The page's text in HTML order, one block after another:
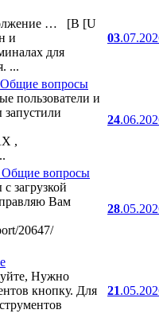
… [B [U
и
для
...
03
вопросы
пользователи и
,
24
Общие вопросы
загрузкой
Вам
20647/
28
Нужно
кнопку. Для
21